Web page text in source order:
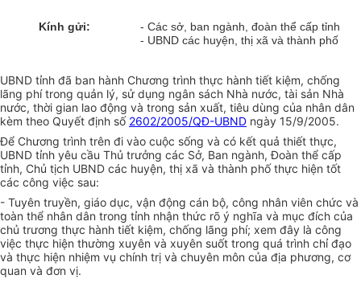
Kính gửi:
- Các sở, ban ngành, đoàn thể cấp tỉnh
- UBND các huyện, thị xã và thành phố
UBND tỉnh đã ban hành Chương trình thực hành tiết kiệm, chống
lãng phí trong quản lý, sử dụng ngân sách Nhà nước, tài sản Nhà
nước, thời gian lao động và trong sản xuất, tiêu dùng của nhân dân
kèm theo Quyết định số 2602/2005/QĐ-UBND ngày 15/9/2005.
Để Chương trình trên đi vào cuộc sống và có kết quả thiết thực,
UBND tỉnh yêu cầu Thủ trưởng các Sở, Ban ngành, Đoàn thể cấp
tỉnh, Chủ tịch UBND các huyện, thị xã và thành phố thực hiện tốt
các công việc sau:
- Tuyên truyền, giáo dục, vận động cán bộ, công nhân viên chức và
toàn thể nhân dân trong tỉnh nhận thức rõ ý nghĩa và mục đích của
chủ trương thực hành tiết kiệm, chống lãng phí; xem đây là công
việc thực hiện thường xuyên và xuyên suốt trong quá trình chỉ đạo
và thực hiện nhiệm vụ chính trị và chuyên môn của địa phương, cơ
quan và đơn vị.